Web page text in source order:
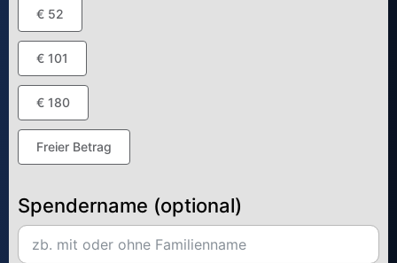
€ 52
€ 101
€ 180
Freier Betrag
Spendername (optional)